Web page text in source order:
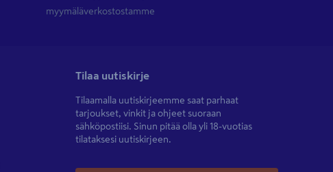
myymäläverkostostamme
Tilaa uutiskirje
Tilaamalla uutiskirjeemme saat parhaat
tarjoukset, vinkit ja ohjeet suoraan
sähköpostiisi. Sinun pitää olla yli 18-vuotias
tilataksesi uutiskirjeen.